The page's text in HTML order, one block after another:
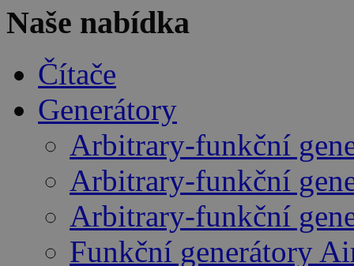
Naše nabídka
Čítače
Generátory
Arbitrary-funkční
Arbitrary-funkční
Arbitrary-funkční
Funkční generátory